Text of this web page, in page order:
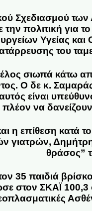
Σχεδιασμού
την πολιτική για
Υγείας και
του
σιωπά κάτω
Ο δε κ.
είναι
να
η επίθεση
γιατρών,
θράσος”
35 παιδιά
στον ΣΚΑΪ